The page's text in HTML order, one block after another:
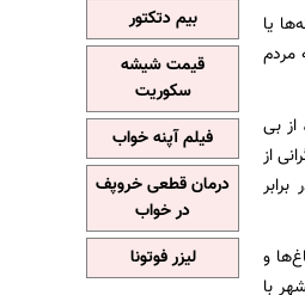
یا
مردم
بی
از
و
با
بیم دتکتور
قیمت شیشه
سکوریت
فیلم آپنه خواب
درمان قطعی خروپف
در خواب
لیزر فوتونا